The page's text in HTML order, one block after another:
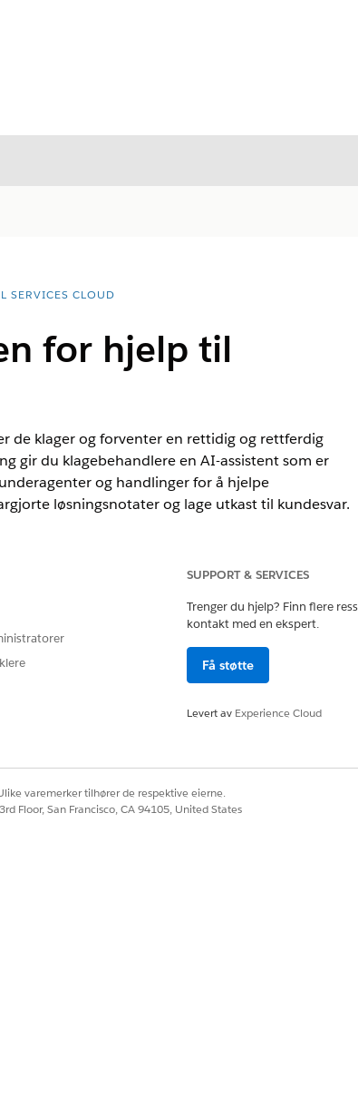
SERVICES CLOUD
for hjelp til
de klager og forventer en rettidig og rettferdig
gir du klagebehandlere en AI-assistent som er
og handlinger for å hjelpe
løsningsnotater og lage utkast til kundesvar.
for Financial Services eller inkludert i
for Financial Services for å få tilgang til handlingen.
Cloud-utvidelse ELLER FSC-tjeneste
agenter
Agentforce agenter
SUPPORT & SERVICES
Trenger du hjelp? Finn flere
kontakt med en ekspert.
Få støtte
Levert av Experience Cloud
varemerker tilhører de respektive eierne.
Floor, San Francisco, CA 94105, United States